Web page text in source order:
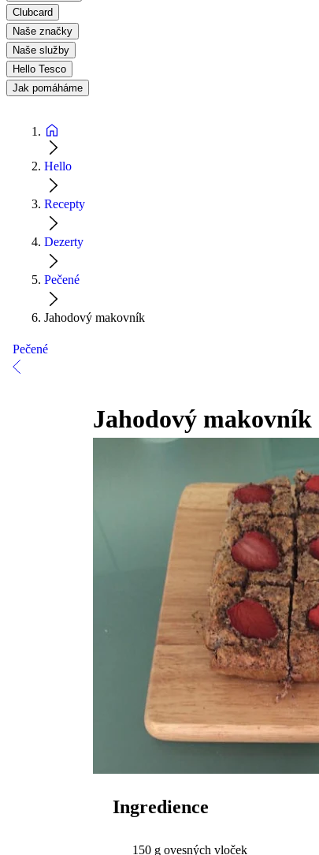
Clubcard
Naše značky
Naše služby
Hello Tesco
Jak pomáháme
Hello
Recepty
Dezerty
Pečené
Jahodový makovník
Pečené
Jahodový makovník
Ingredience
150 g ovesných vloček